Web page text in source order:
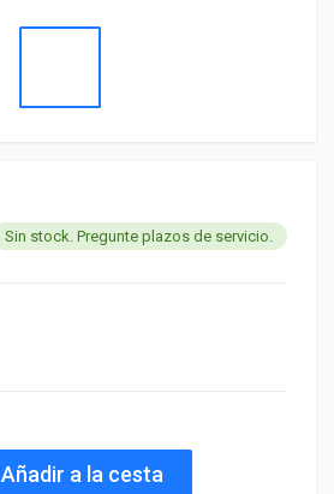
Sin stock. Pregunte plazos de servicio.
Añadir a la cesta